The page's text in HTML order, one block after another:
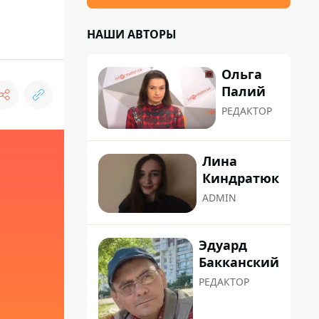
НАШИ АВТОРЫ
Ольга
Палий
РЕДАКТОР
Лина
Киндратюк
ADMIN
Эдуард
Бакканский
РЕДАКТОР